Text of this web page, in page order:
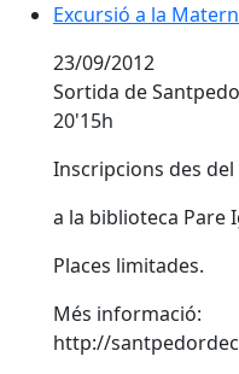
Excursió a la
23/09/2012
Sortida de
20'15h
Inscripcions des
a la biblioteca Pare
Places limitades.
Més informació:
http://